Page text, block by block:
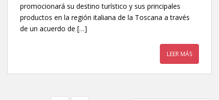
promocionará su destino turístico y sus principales
productos en la región italiana de la Toscana a través
de un acuerdo de […]
LEER MÁS